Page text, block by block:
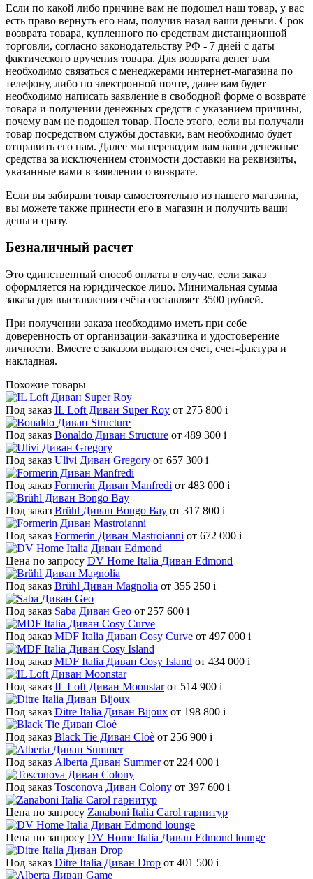
Если по какой либо причине вам не подошел наш товар, у вас
есть право вернуть его нам, получив назад ваши деньги. Срок
возврата товара, купленного по средствам дистанционной
торговли, согласно законодательству РФ - 7 дней с даты
фактического вручения товара. Для возврата денег вам
необходимо связаться с менеджерами интернет-магазина по
телефону, либо по электронной почте, далее вам будет
необходимо написать заявление в свободной форме о возврате
товара и получении денежных средств с указанием причины,
почему вам не подошел товар. После этого, если вы получали
товар посредством службы доставки, вам необходимо будет
отправить его нам. Далее мы переводим вам ваши денежные
средства за исключением стоимости доставки на реквизиты,
указанные вами в заявлении о возврате.
Если вы забирали товар самостоятельно из нашего магазина,
вы можете также принести его в магазин и получить ваши
деньги сразу.
Безналичный расчет
Это единственный способ оплаты в случае, если заказ
оформляется на юридическое лицо. Минимальная сумма
заказа для выставления счёта составляет 3500 рублей.
При получении заказа необходимо иметь при себе
доверенность от организации-заказчика и удостоверение
личности. Вместе с заказом выдаются счет, счет-фактура и
накладная.
Похожие товары
Под заказ IL Loft Диван Super Roy от 275 800 i
Под заказ Bonaldo Диван Structure от 489 300 i
Под заказ Ulivi Диван Gregory от 657 300 i
Под заказ Formerin Диван Manfredi от 483 000 i
Под заказ Brühl Диван Bongo Bay от 317 800 i
Под заказ Formerin Диван Mastroianni от 672 000 i
Цена по запросу DV Home Italia Диван Edmond
Под заказ Brühl Диван Magnolia от 355 250 i
Под заказ Saba Диван Geo от 257 600 i
Под заказ MDF Italia Диван Cosy Curve от 497 000 i
Под заказ MDF Italia Диван Cosy Island от 434 000 i
Под заказ IL Loft Диван Moonstar от 514 900 i
Под заказ Ditre Italia Диван Bijoux от 198 800 i
Под заказ Black Tie Диван Cloè от 256 900 i
Под заказ Alberta Диван Summer от 224 000 i
Под заказ Tosconova Диван Colony от 397 600 i
Цена по запросу Zanaboni Italia Carol гарнитур
Цена по запросу DV Home Italia Диван Edmond lounge
Под заказ Ditre Italia Диван Drop от 401 500 i